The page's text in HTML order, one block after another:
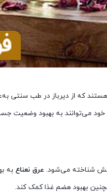
که از دیرباز در طب سنتی
می‌توانند به بهبود وضعیت
شناخته می‌شود. عرق نعناع به
بهبود هضم غذا کمک کند.